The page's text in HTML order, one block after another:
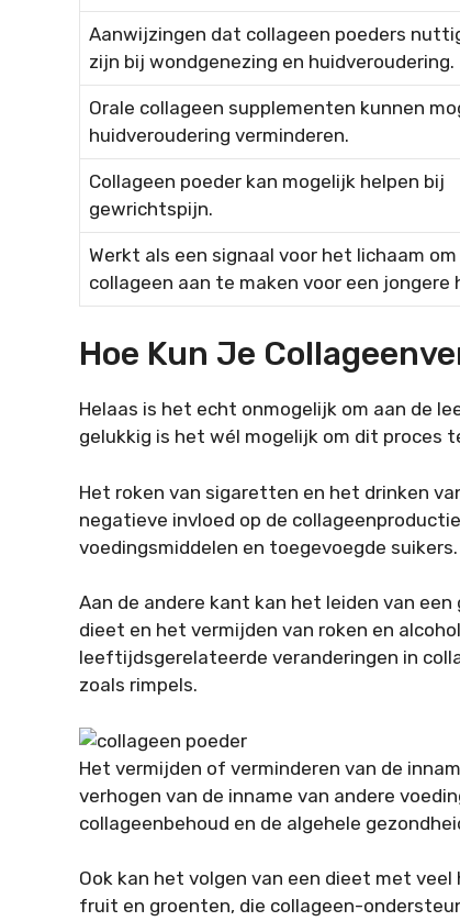
Aanwijzingen dat collageen poeders
zijn bij wondgenezing en huidveroudering.
Orale collageen supplementen kunnen
huidveroudering verminderen.
Collageen poeder kan mogelijk helpen bij
gewrichtspijn.
Werkt als een signaal voor het lichaam
collageen aan te maken voor een jongere
Hoe Kun Je
Helaas is het echt onmogelijk om aan de
gelukkig is het wél mogelijk om dit proces
Het roken van sigaretten en het drinken
negatieve invloed op de
voedingsmiddelen en toegevoegde suikers.
Aan de andere kant kan het leiden van
dieet en het vermijden van roken en
leeftijdsgerelateerde veranderingen in
zoals rimpels.
Het vermijden of verminderen van de
verhogen van de inname van andere
collageenbehoud en de algehele
Ook kan het volgen van een dieet met
fruit en groenten, die collageen-